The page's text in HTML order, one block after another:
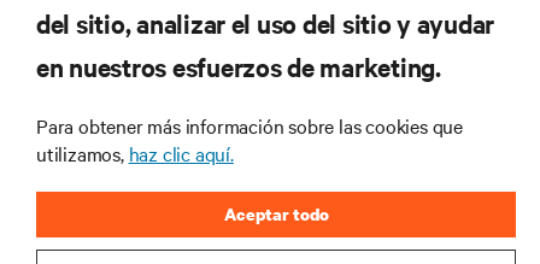
del sitio, analizar el uso del sitio y ayudar
en nuestros esfuerzos de marketing.
Para obtener más información sobre las cookies que
utilizamos, haz clic aquí.
Aceptar todo